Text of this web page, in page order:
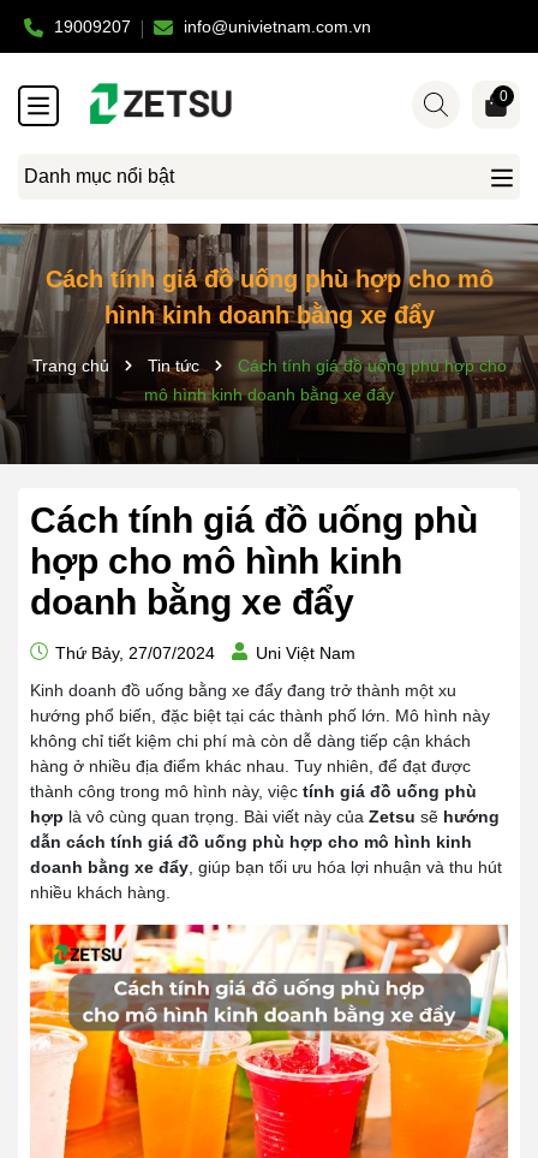
19009207 info@univietnam.com.vn
Danh mục nổi bật
0
Cách tính giá đồ uống phù hợp cho mô
hình kinh doanh bằng xe đẩy
Trang chủ Tin tức
Cách tính giá đồ uống phù hợp cho
mô hình kinh doanh bằng xe đẩy
Cách tính giá đồ uống phù
hợp cho mô hình kinh
doanh bằng xe đẩy
Thứ Bảy, 27/07/2024
Uni Việt Nam
Kinh doanh đồ uống bằng xe đẩy đang trở thành một xu
hướng phổ biến, đặc biệt tại các thành phố lớn. Mô hình này
không chỉ tiết kiệm chi phí mà còn dễ dàng tiếp cận khách
hàng ở nhiều địa điểm khác nhau. Tuy nhiên, để đạt được
thành công trong mô hình này, việc tính giá đồ uống phù
hợp là vô cùng quan trọng. Bài viết này của Zetsu sẽ hướng
dẫn cách tính giá đồ uống phù hợp cho mô hình kinh
doanh bằng xe đẩy , giúp bạn tối ưu hóa lợi nhuận và thu hút
nhiều khách hàng.